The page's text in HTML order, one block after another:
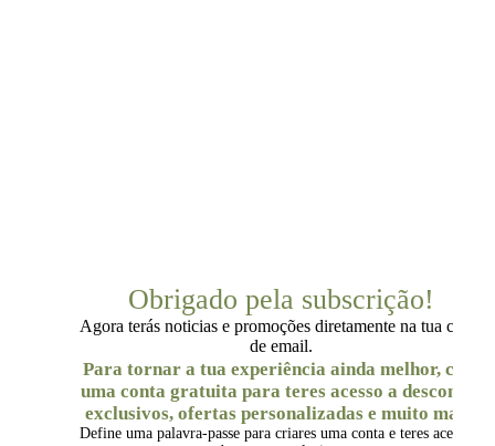
Obrigado pela subscrição!
Agora terás noticias e promoções diretamente na tua caixa
de email.
Para tornar a tua experiência ainda melhor, cria
uma conta gratuita para teres acesso a descontos
exclusivos, ofertas personalizadas e muito mais.
Define uma palavra-passe para criares uma conta e teres acesso a